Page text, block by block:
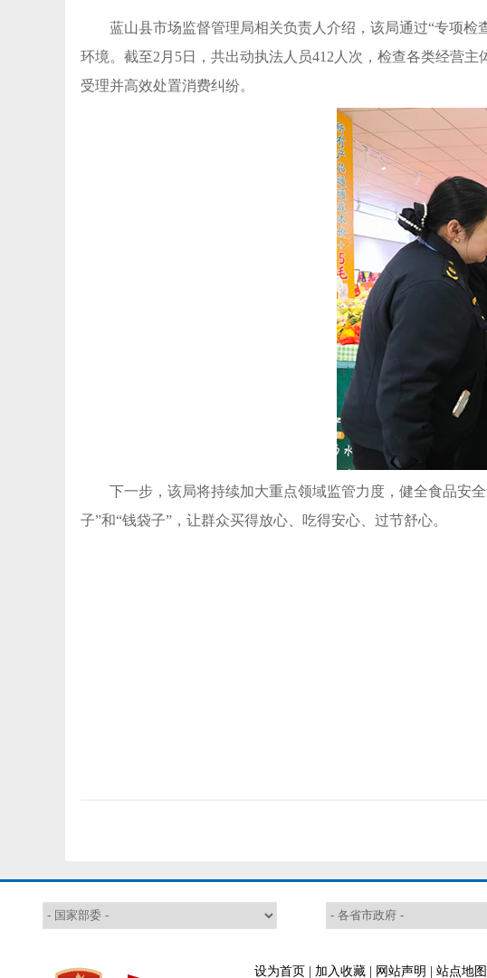
蓝山县市场监督管理局相关负责人介绍，该局通过“专项
环境。截至2月5日，共出动执法人员412人次，检查各类经营
受理并高效处置消费纠纷。
下一步，该局将持续加大重点领域监管力度，健全食品安
子”和“钱袋子”，让群众买得放心、吃得安心、过节舒心。
设为首页 加入收藏 网站声明 站点地图